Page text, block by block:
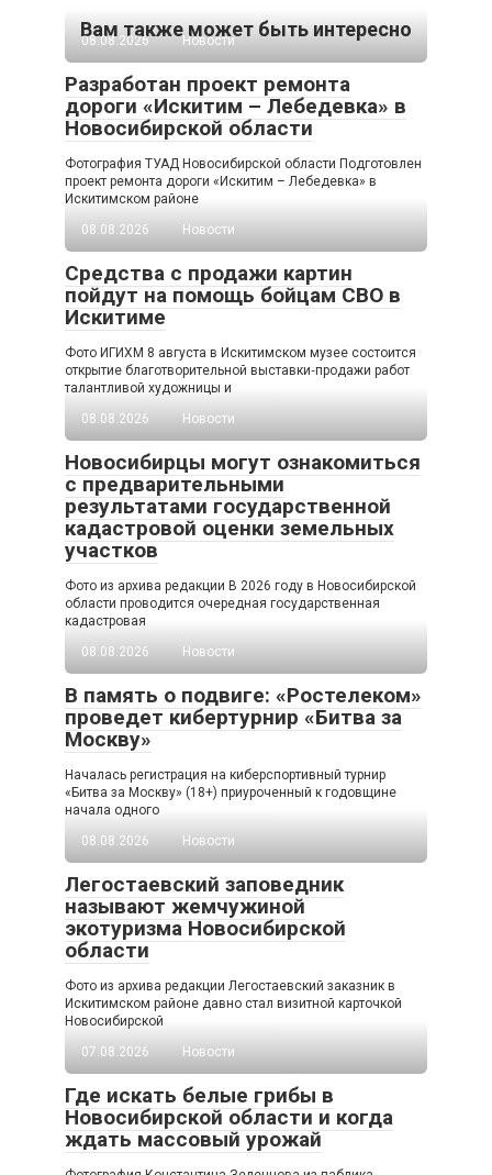
Вам также может быть интересно
08.08.2026 Новости
Разработан проект ремонта
дороги «Искитим – Лебедевка» в
Новосибирской области
Фотография ТУАД Новосибирской области Подготовлен
проект ремонта дороги «Искитим – Лебедевка» в
Искитимском районе
08.08.2026
Новости
Средства с продажи картин
пойдут на помощь бойцам СВО в
Искитиме
Фото ИГИХМ 8 августа в Искитимском музее состоится
открытие благотворительной выставки‑продажи работ
талантливой художницы и
08.08.2026
Новости
Новосибирцы могут ознакомиться
с предварительными
результатами государственной
кадастровой оценки земельных
участков
Фото из архива редакции В 2026 году в Новосибирской
области проводится очередная государственная
кадастровая
08.08.2026
Новости
В память о подвиге: «Ростелеком»
проведет кибертурнир «Битва за
Москву»
Началась регистрация на киберспортивный турнир
«Битва за Москву» (18+) приуроченный к годовщине
начала одного
08.08.2026
Новости
Легостаевский заповедник
называют жемчужиной
экотуризма Новосибирской
области
Фото из архива редакции Легостаевский заказник в
Искитимском районе давно стал визитной карточкой
Новосибирской
07.08.2026
Новости
Где искать белые грибы в
Новосибирской области и когда
ждать массовый урожай